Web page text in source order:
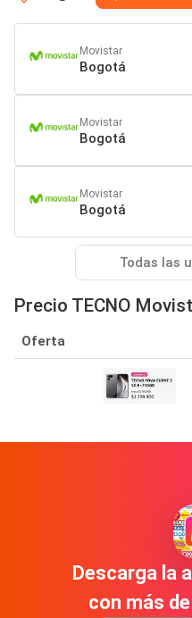
Movistar
Bogotá
Movistar
Bogotá
Movistar
Bogotá
Todas las
Precio TECNO
Oferta
Descarga la
con más